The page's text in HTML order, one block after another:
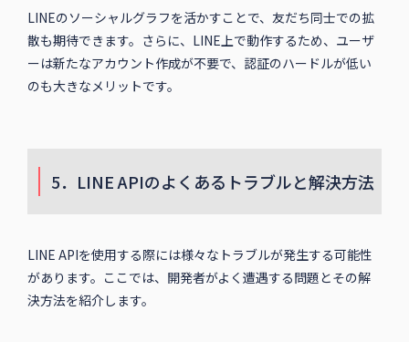
LINEのソーシャルグラフを活かすことで、友だち同士での拡
散も期待できます。さらに、LINE上で動作するため、ユーザ
ーは新たなアカウント作成が不要で、認証のハードルが低い
のも大きなメリットです。
5．LINE APIのよくあるトラブルと解決方法
LINE APIを使用する際には様々なトラブルが発生する可能性
があります。ここでは、開発者がよく遭遇する問題とその解
決方法を紹介します。